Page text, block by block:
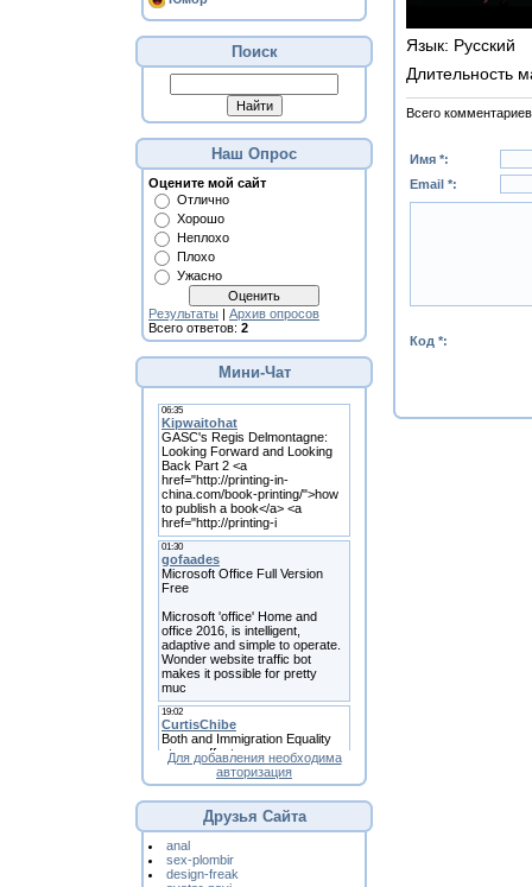
Поиск
Наш Опрос
Оцените мой сайт
Отлично
Хорошо
Неплохо
Плохо
Ужасно
Результаты | Архив опросов
Всего ответов: 2
Мини-Чат
Для добавления необходима
авторизация
Друзья Сайта
anal
sex-plombir
design-freak
Язык: Русский
Длительность
Всего комментариев
Имя *:
Email *:
Код *: